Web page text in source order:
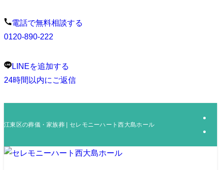
電話で無料相談する
0120-890-222
LINEを追加する
24時間以内にご返信
江東区の葬儀・家族葬 | セレモニーハート西大島ホール